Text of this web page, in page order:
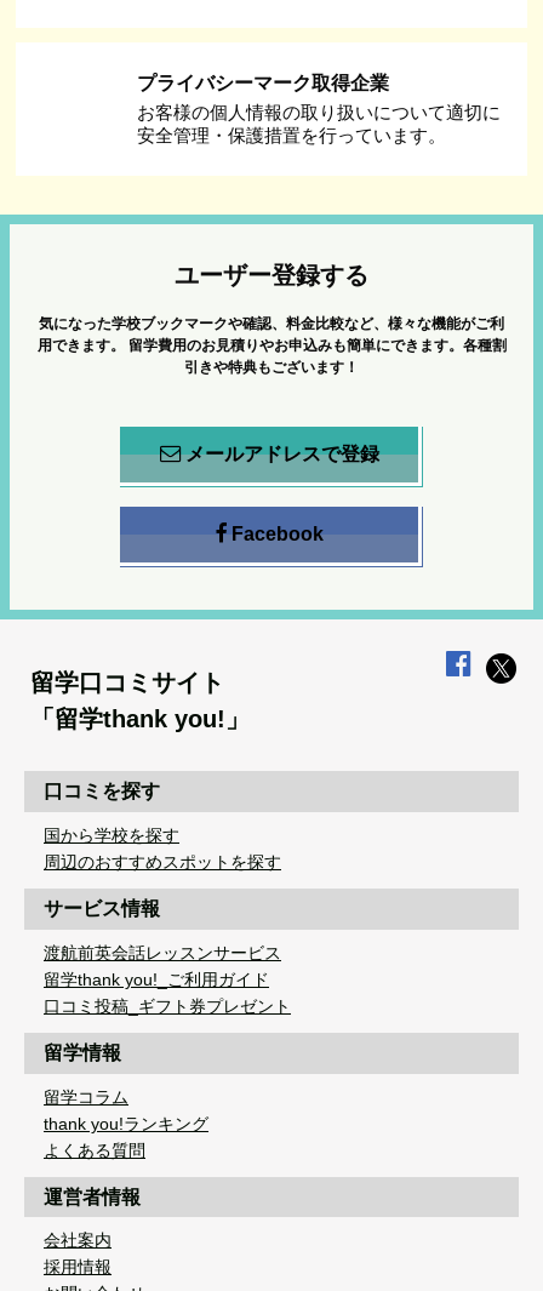
プライバシーマーク取得企業
お客様の個人情報の取り扱いについて適切に
安全管理・保護措置を行っています。
ユーザー登録する
気になった学校ブックマークや確認、料金比較など、様々な機能がご利
用できます。
留学費用のお見積りやお申込みも簡単にできます。各種割
引きや特典もございます！
メールアドレスで登録
Facebook
留学口コミサイト
「留学thank you!」
口コミを探す
国から学校を探す
周辺のおすすめスポットを探す
サービス情報
渡航前英会話レッスンサービス
留学thank you!_ご利用ガイド
口コミ投稿_ギフト券プレゼント
留学情報
留学コラム
thank you!ランキング
よくある質問
運営者情報
会社案内
採用情報